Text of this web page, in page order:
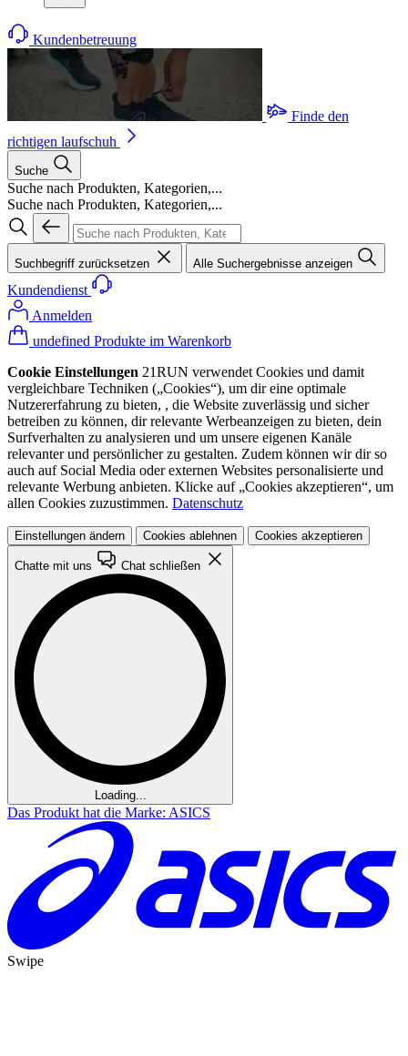
Kundenbetreuung
Finde den
richtigen laufschuh
Suche
Suche nach Produkten, Kategorien,...
Suche nach Produkten, Kategorien,...
Suchbegriff zurücksetzen Alle Suchergebnisse anzeigen
Kundendienst
Anmelden
undefined Produkte im Warenkorb
Cookie Einstellungen 21RUN verwendet Cookies und damit
vergleichbare Techniken („Cookies“), um dir eine optimale
Nutzererfahrung zu bieten, , die Website zuverlässig und sicher
betreiben zu können, dir relevante Werbeanzeigen zu bieten, dein
Surfverhalten zu analysieren und um unsere eigenen Kanäle
relevanter und persönlicher zu gestalten. Zudem können wir dir so
auch auf Social Media oder externen Websites personalisierte und
relevante Werbung anbieten. Klicke auf „Cookies akzeptieren“, um
allen Cookies zuzustimmen. Datenschutz
Einstellungen ändern Cookies ablehnen Cookies akzeptieren
Chatte mit uns Chat schließen
Loading...
Das Produkt hat die Marke: ASICS
Swipe